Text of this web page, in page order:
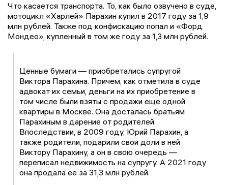
Что касается транспорта. То, как было озвучено в суде,
мотоцикл «Харлей» Парахин купил в 2017 году за 1,9
млн рублей. Также под конфискацию попал и «Форд
Мондео», купленный в том же году за 1,3 млн рублей.
Ценные бумаги — приобретались супругой
Виктора Парахина. Причем, как отметила в суде
адвокат их семьи, деньги на их приобретение в
том числе были взяты с продажи еще одной
квартиры в Москве. Она досталась братьям
Парахиным в дарение от родителей.
Впоследствии, в 2009 году, Юрий Парахин, а
также родители, подарили свои доли в ней
Виктору Парахину, а он в свою очередь —
переписал недвижимость на супругу. А 2021 году
она продала ее за 31,3 млн рублей.